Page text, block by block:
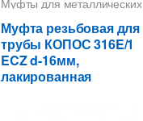
труб КОПОС
Муфта резьбовая для
трубы КОПОС 316E/1
ECZ d-16мм,
лакированная